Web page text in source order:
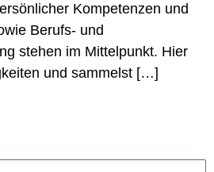
Kompetenzen und
Berufs- und
stehen im Mittelpunkt. Hier
und sammelst […]